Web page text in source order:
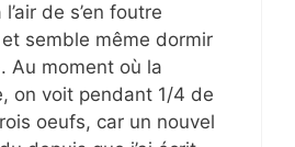
de s’en foutre
semble même dormir
Au moment où la
on voit pendant 1/4 de
oeufs, car un nouvel